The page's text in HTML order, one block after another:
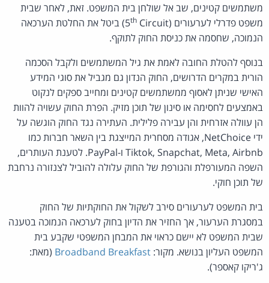
משתמשים קטינים, שב אל שולחן בית המשפט. זאת, לאחר שבית
משפט פדרלי לערעורים (5
th Circuit) ביטל את החלטת הערכאה
הנמוכה, שחסמה את כניסת החוק לתוקף.
בנוסף להטלת החובה לאמת את גיל המשתמשים ולקבל הסכמה
הורית במקרים הדרושים, החוק הנדון גם מגביל את סוגי המידע
האישי שניתן לאסוף ממשתמשים קטינים ומחייב ספקים לנקוט
באמצעים לחסימה או סינון של תוכן מזיק. הפרת החוק עשויה להוות
הן עוולה אזרחית והן עבירה פלילית. העתירה נגד החוק הוגשה על
ידי NetChoice, אגודה מסחרית המייצגת בין השאר חברות כמו
Tiktok, Snapchat, Meta, Airbnb ו-PayPal. לטענת העותרים,
השפה המעורפלת והגורפת של החוק עלולה להוביל לצנזורה נרחבת
של תוכן חוקי.
בית המשפט לערעורים סירב לשקול את החוקתיות של החוק
במסגרת הערעור, אך החזיר את הדיון בחוק לערכאה הנמוכה בטענה
שבית המשפט לא יישם כראוי את המבחן המשפטי שקבע בית
המשפט העליון בנושא. מקור: Broadband Breakfast (מאת:
ג'ריקו קאספר).